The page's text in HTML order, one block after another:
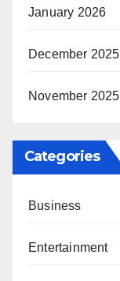
January 2026
December 2025
November 2025
Categories
Business
Entertainment